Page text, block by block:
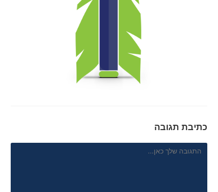
כתיבת תגובה